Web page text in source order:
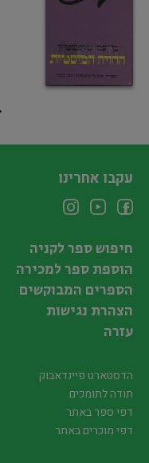
עקבו אחרינו
חיפוש ספר לקניה
הוספת ספר למכירה
הספרים המבוקשים
הצהרת נגישות
עזרה
הדסטארט פיינדאבוק
תודה לתומכים
דפי ספר באתר
דפי מוכרים באתר